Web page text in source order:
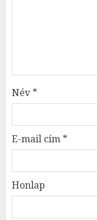
Név*
E-mail cím *
Honlap